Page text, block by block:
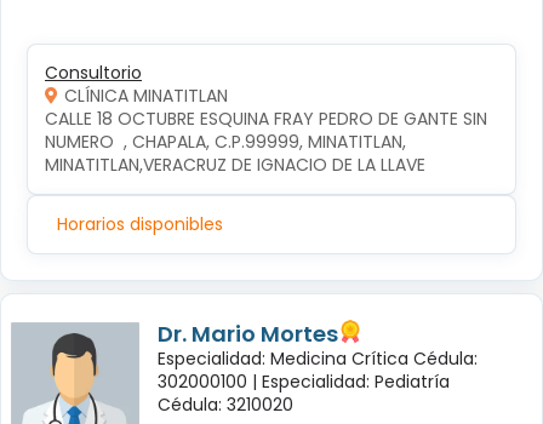
Consultorio
CLÍNICA MINATITLAN
CALLE 18 OCTUBRE ESQUINA FRAY PEDRO DE GANTE SIN
NUMERO  , CHAPALA, C.P.99999, MINATITLAN,
MINATITLAN,VERACRUZ DE IGNACIO DE LA LLAVE
Horarios disponibles
Dr. Mario Mortes
Especialidad: Medicina Crítica Cédula:
302000100 | Especialidad: Pediatría
Cédula: 3210020